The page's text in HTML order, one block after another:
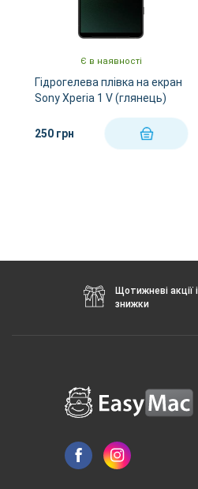
Є в наявності
Гідрогелева плівка на екран
Sony Xperia 1 V (глянець)
250 грн КУПИТИ
Щотижневі акції і
знижки